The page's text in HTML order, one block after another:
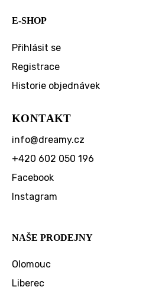
E-SHOP
Přihlásit se
Registrace
Historie objednávek
KONTAKT
info@dreamy.cz
+420 602 050 196
Facebook
Instagram
NAŠE PRODEJNY
Olomouc
Liberec